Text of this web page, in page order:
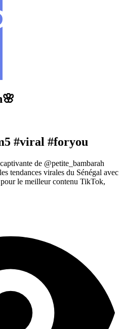
#viral #foryou
de @petite_bambarah
tendances virales du Sénégal avec
le meilleur contenu TikTok,